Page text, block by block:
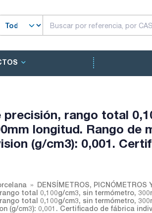
precisión, rango total
longitud. Rango de
(g/cm3): 0,001.
DENSÍMETROS, PICNÓMETROS
total 0,100g/cm3, sin termómetro,
total 0,100g/cm3, sin termómetro,
(g/cm3): 0,001. Certificado de fábrica